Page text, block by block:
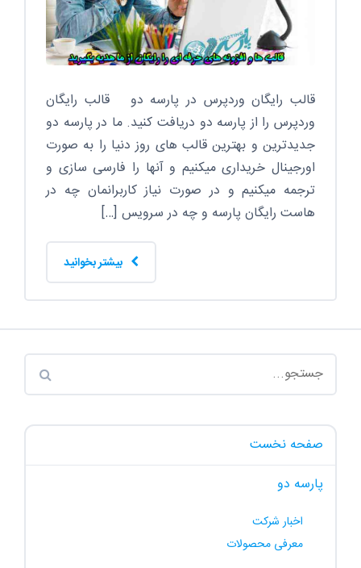
قالب رایگان وردپرس در پارسه دو قالب رایگان
وردپرس را از پارسه دو دریافت کنید. ما در پارسه دو
جدیدترین و بهترین قالب های روز دنیا را به صورت
اورجینال خریداری میکنیم و آنها را فارسی سازی و
ترجمه میکنیم و در صورت نیاز کاربرانمان چه در
هاست رایگان پارسه و چه در سرویس […]
صفحه نخست
پارسه دو
اخبار شرکت
معرفی محصولات